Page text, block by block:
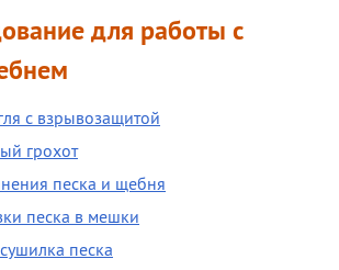
для работы с
с взрывозащитой
грохот
песка и щебня
песка в мешки
песка